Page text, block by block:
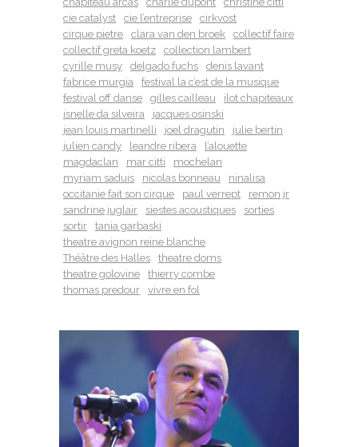
cie catalyst
cie l’entreprise
cirkvost
cirque pietre
clara van den broek
collectif faire
collectif greta koetz
collection lambert
cyrille musy
delgado fuchs
denis lavant
fabrice murgia
festival la c’est de la musique
festival off danse
gilles cailleau
ilot chapiteaux
isnelle da silveira
jacques osinski
jean louis martinelli
joel dragutin
julie bertin
julien candy
leandre ribera
l’alouette
magdaclan
mar citti
mochelan
myriam saduis
nicolas bonneau
ninalisa
occitanie fait son cirque
paul verrept
remon jr
sandrine juglair
siestes acoustiques
sorties
sortir
tania garbaski
theatre avignon reine blanche
Théâtre des Halles
theatre doms
theatre golovine
thierry combe
thomas predour
vivre en fol